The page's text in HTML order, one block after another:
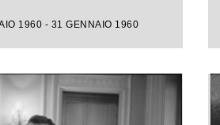
1960 - 31 GENNAIO 1960